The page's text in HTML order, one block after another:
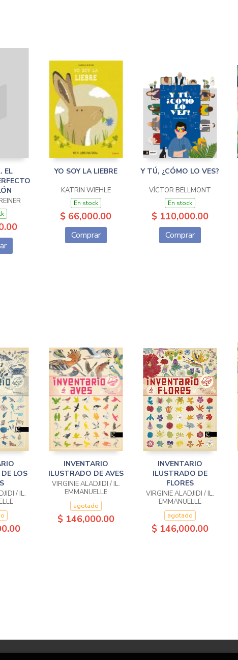
EL
YO SOY LA LIEBRE
KATRIN WIEHLE
En stock
$ 66,000.00
Comprar
Y TÚ, ¿CÓMO LO VES?
VÍCTOR BELLMONT
En stock
$ 110,000.00
Comprar
LOS
/ IL.
INVENTARIO
ILUSTRADO DE AVES
VIRGINIE ALADJIDI / IL.
EMMANUELLE
TCHOUKRIEL
agotado
$ 146,000.00
INVENTARIO
ILUSTRADO DE
FLORES
VIRGINIE ALADJIDI / IL.
EMMANUELLE
TCHOUKRIEL
agotado
$ 146,000.00